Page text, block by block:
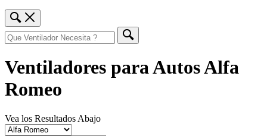
Ventiladores para Autos Alfa
Romeo
Vea los Resultados Abajo